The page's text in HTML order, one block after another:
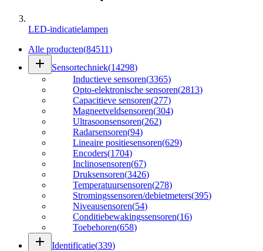
LED-indicatielampen
Alle producten(84511)
add Sensortechniek(14298)
Inductieve sensoren(3365)
Opto-elektronische sensoren(2813)
Capacitieve sensoren(277)
Magneetveldsensoren(304)
Ultrasoonsensoren(262)
Radarsensoren(94)
Lineaire positiesensoren(629)
Encoders(1704)
Inclinosensoren(67)
Druksensoren(3426)
Temperatuursensoren(278)
Stromingssensoren/debietmeters(395)
Niveausensoren(54)
Conditiebewakingssensoren(16)
Toebehoren(658)
add Identificatie(339)